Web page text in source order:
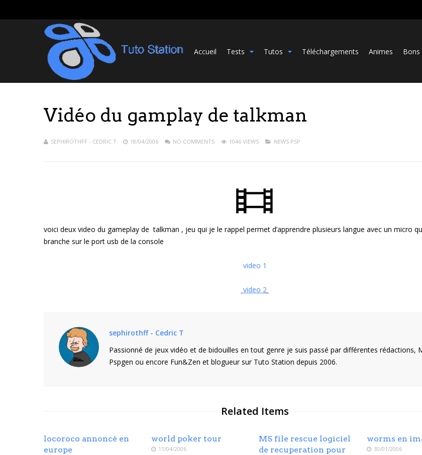
Accueil Tests Tutos Téléchargements Animes Bons
Vidéo du gamplay de talkman
SEPHIROTHFF - CEDRIC T 18/04/2006 NO COMMENTS 1046 VIEWS NEWS PSP
voici deux video du gameplay de talkman , jeu qui je le rappel permet d’apprendre plusieurs langue avec un micro
branche sur le port usb de la console
video 1
video 2
sephirothff - Cedric T
Passionné de jeux vidéo et de bidouilles en tout genre je suis passé par différentes rédactions,
Pspgen ou encore Fun&Zen et blogueur sur Tuto Station depuis 2006.
Related Items
locoroco annoncé en
europe
world poker tour
11/04/2006
MS file rescue logiciel
de recuperation pour
worms en
30/01/2006